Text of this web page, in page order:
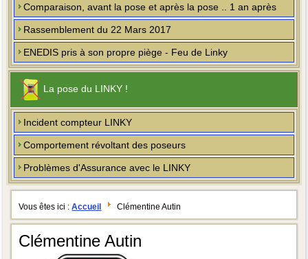
Comparaison, avant la pose et après la pose .. 1 an après
Rassemblement du 22 Mars 2017
ENEDIS pris à son propre piège - Feu de Linky
La pose du LINKY !
Incident compteur LINKY
Comportement révoltant des poseurs
Problèmes d'Assurance avec le LINKY
Vous êtes ici :Accueil Clémentine Autin
Clémentine Autin